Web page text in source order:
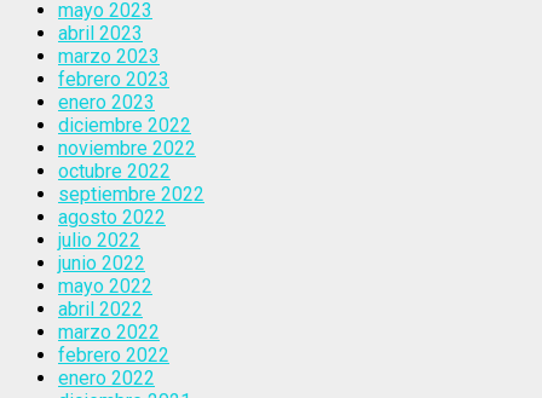
mayo 2023
abril 2023
marzo 2023
febrero 2023
enero 2023
diciembre 2022
noviembre 2022
octubre 2022
septiembre 2022
agosto 2022
julio 2022
junio 2022
mayo 2022
abril 2022
marzo 2022
febrero 2022
enero 2022